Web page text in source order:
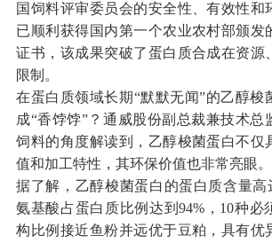
国饲料评审委员会的安全性、有效性和
已顺利获得国内第一个农业农村部颁发
证书，该成果突破了蛋白质合成在资源
限制。
在蛋白质领域长期“默默无闻”的乙醇梭
成“香饽饽”？通威股份副总裁兼技术总
饲料的角度解读到，乙醇梭菌蛋白不仅
值和加工特性，其环保价值也非常亮眼。
据了解，乙醇梭菌蛋白的蛋白质含量高
氨基酸占蛋白质比例达到94%，10种必
构比例接近鱼粉并远优于豆粕，具有优